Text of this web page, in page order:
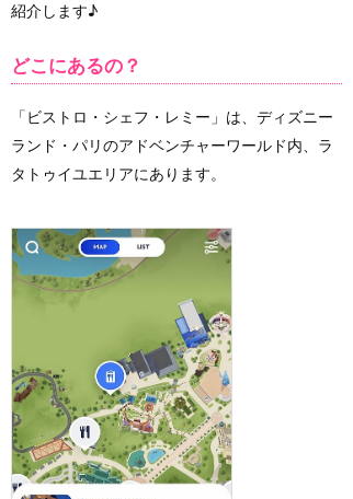
紹介します♪
どこにあるの？
「ビストロ・シェフ・レミー」は、ディズニー
ランド・パリのアドベンチャーワールド内、ラ
タトゥイユエリアにあります。